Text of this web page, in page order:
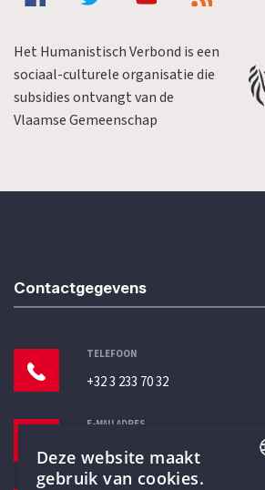
Het Humanistisch Verbond is een
sociaal-culturele organisatie die
subsidies ontvangt van de
Vlaamse Gemeenschap
Contactgegevens
TELEFOON
+32 3 233 70 32
E-MAILADRES
Deze website maakt
gebruik van cookies.